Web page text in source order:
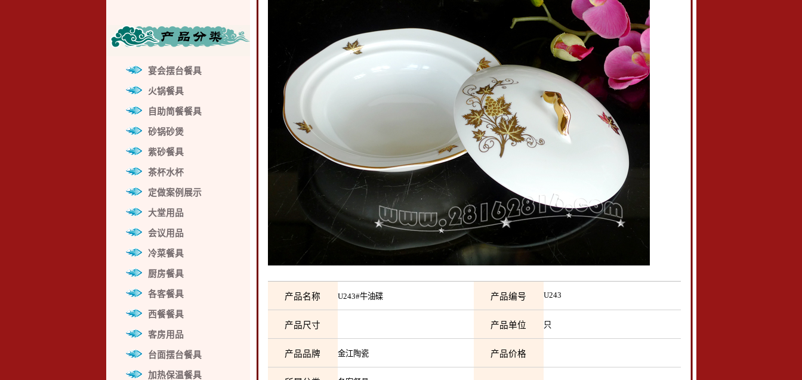
宴会摆台餐具
火锅餐具
自助简餐餐具
砂锅砂煲
紫砂餐具
茶杯水杯
定做案例展示
大堂用品
会议用品
冷菜餐具
厨房餐具
各客餐具
西餐餐具
客房用品
台面摆台餐具
加热保温餐具
产品名称 U243#牛油碟 产品编号 U243
产品尺寸 产品单位 只
产品品牌 金江陶瓷 产品价格